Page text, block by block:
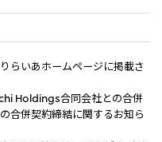
らいあホームページに掲載さ
Holdings合同会社との合併
合併契約締結に関するお知ら